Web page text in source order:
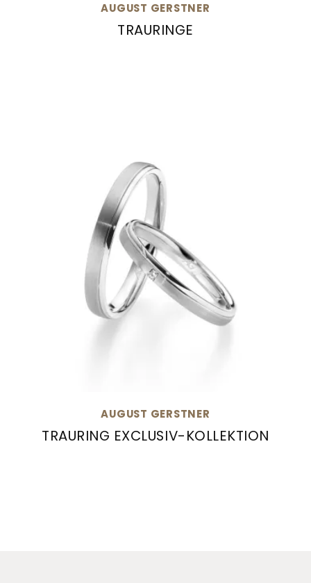
AUGUST GERSTNER
TRAURINGE
AUGUST GERSTNER
TRAURING EXCLUSIV-KOLLEKTION